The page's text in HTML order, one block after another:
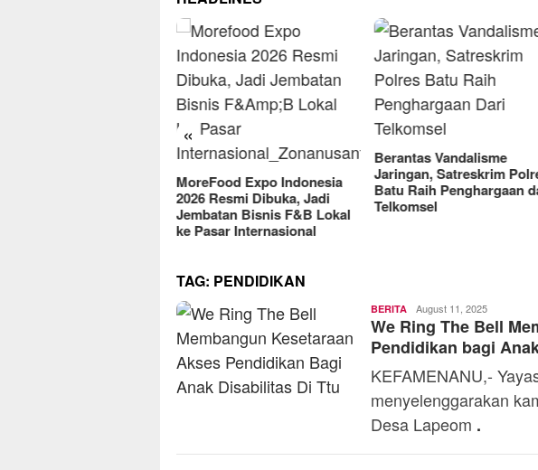
«
Berantas Vandalisme
Jaringan, Satreskrim Polres
Batu Raih Penghargaan dari
Telkomsel
RM OG Alami Kenaikan
Omset di Porprov IX Jatim
2025
TAG: PENDIDIKAN
BERITA Ali
Kaba
August 11, 2025
We Ring The Bell
Pendidikan bagi
KEFAMENANU,-
menyelenggarakan
Desa Lapeom .